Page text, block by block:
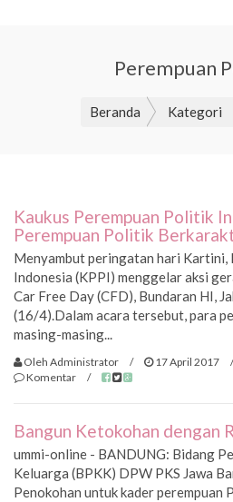
Perempuan
Beranda Kategori
Kaukus Perempuan Politik
Perempuan Politik
Menyambut peringatan hari Kartini,
Indonesia (KPPI) menggelar aksi
Car Free Day (CFD), Bundaran HI,
(16/4).Dalam acara tersebut, para
masing-masing...
Oleh Administrator / 17 April 2017 /
Komentar
/
Bangun Ketokohan dengan
ummi-online - BANDUNG: Bidang
Keluarga (BPKK) DPW PKS Jawa
Penokohan untuk kader perempuan